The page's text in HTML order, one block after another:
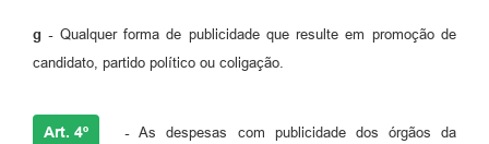
g - Qualquer forma de publicidade que resulte em promoção de
candidato, partido político ou coligação.
Art. 4º -As despesas com publicidade dos órgãos da